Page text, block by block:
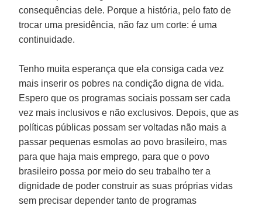
consequências dele. Porque a história, pelo fato de
trocar uma presidência, não faz um corte: é uma
continuidade.
Tenho muita esperança que ela consiga cada vez
mais inserir os pobres na condição digna de vida.
Espero que os programas sociais possam ser cada
vez mais inclusivos e não exclusivos. Depois, que as
políticas públicas possam ser voltadas não mais a
passar pequenas esmolas ao povo brasileiro, mas
para que haja mais emprego, para que o povo
brasileiro possa por meio do seu trabalho ter a
dignidade de poder construir as suas próprias vidas
sem precisar depender tanto de programas